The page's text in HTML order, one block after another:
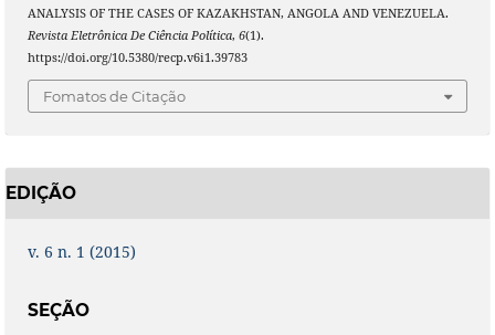
ANALYSIS OF THE CASES OF KAZAKHSTAN, ANGOLA AND VENEZUELA.
Revista Eletrônica De Ciência Política, 6(1).
https://doi.org/10.5380/recp.v6i1.39783
Fomatos de Citação
EDIÇÃO
v. 6 n. 1 (2015)
SEÇÃO